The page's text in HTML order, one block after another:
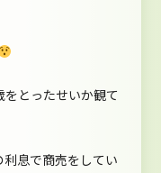
をとったせいか観て
利息で商売をしてい